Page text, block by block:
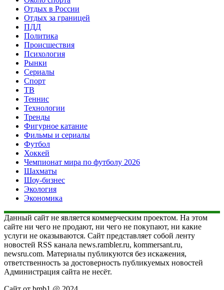
Отдых в России
Отдых за границей
ПДД
Политика
Происшествия
Психология
Рынки
Сериалы
Спорт
ТВ
Теннис
Технологии
Тренды
Фигурное катание
Фильмы и сериалы
Футбол
Хоккей
Чемпионат мира по футболу 2026
Шахматы
Шоу-бизнес
Экология
Экономика
Данный сайт не является коммерческим проектом. На этом
сайте ни чего не продают, ни чего не покупают, ни какие
услуги не оказываются. Сайт представляет собой ленту
новостей RSS канала news.rambler.ru, kommersant.ru,
newsru.com. Материалы публикуются без искажения,
ответственность за достоверность публикуемых новостей
Администрация сайта не несёт.